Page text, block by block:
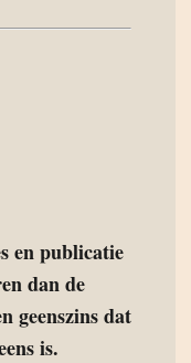
en publicatie
dan de
geenszins dat
is.